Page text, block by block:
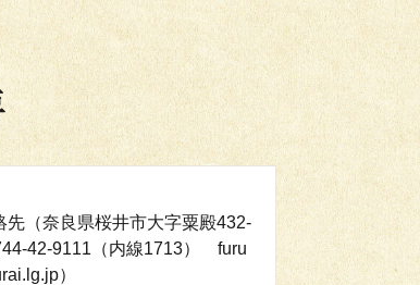
先（奈良県桜井市大字粟殿432-
42-9111（内線1713） furu
）